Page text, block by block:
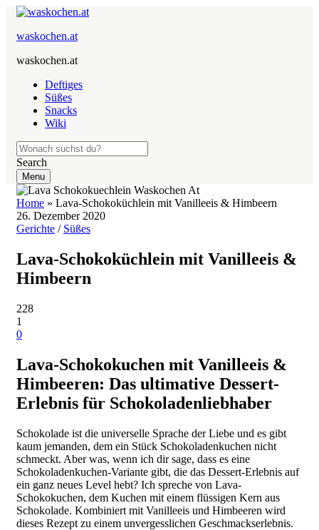
waskochen.at
waskochen.at
Deftiges
Süßes
Snacks
Wiki
Search
Menu
Home » Lava-Schokoküchlein mit Vanilleeis & Himbeern
26. Dezember 2020
Gerichte / Süßes
Lava-Schokoküchlein mit Vanilleeis &
Himbeern
228
1
0
Lava-Schokokuchen mit Vanilleeis &
Himbeeren: Das ultimative Dessert-
Erlebnis für Schokoladenliebhaber
Schokolade ist die universelle Sprache der Liebe und es gibt
kaum jemanden, dem ein Stück Schokoladenkuchen nicht
schmeckt. Aber was, wenn ich dir sage, dass es eine
Schokoladenkuchen-Variante gibt, die das Dessert-Erlebnis auf
ein ganz neues Level hebt? Ich spreche von Lava-
Schokokuchen, dem Kuchen mit einem flüssigen Kern aus
Schokolade. Kombiniert mit Vanilleeis und Himbeeren wird
dieses Rezept zu einem unvergesslichen Geschmackserlebnis.